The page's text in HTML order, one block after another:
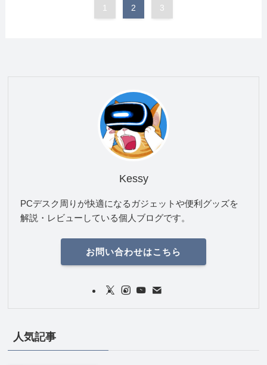
1 2 3
Kessy
PCデスク周りが快適になるガジェットや便利グッズを
解説・レビューしている個人ブログです。
お問い合わせはこちら
人気記事